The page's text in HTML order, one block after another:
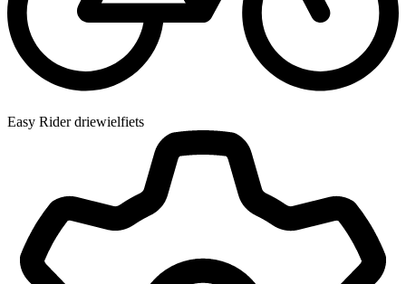
Easy Rider driewielfiets